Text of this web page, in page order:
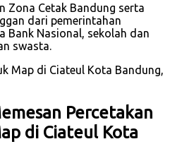
Zona Cetak Bandung serta
dari pemerintahan
Bank Nasional, sekolah dan
swasta.
Percetakan
di Ciateul Kota